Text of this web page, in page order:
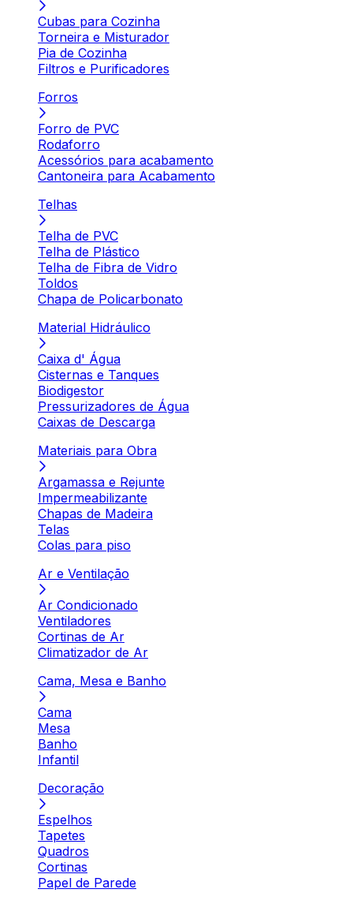
Cubas para Cozinha
Torneira e Misturador
Pia de Cozinha
Filtros e Purificadores
Forros
Forro de PVC
Rodaforro
Acessórios para acabamento
Cantoneira para Acabamento
Telhas
Telha de PVC
Telha de Plástico
Telha de Fibra de Vidro
Toldos
Chapa de Policarbonato
Material Hidráulico
Caixa d' Água
Cisternas e Tanques
Biodigestor
Pressurizadores de Água
Caixas de Descarga
Materiais para Obra
Argamassa e Rejunte
Impermeabilizante
Chapas de Madeira
Telas
Colas para piso
Ar e Ventilação
Ar Condicionado
Ventiladores
Cortinas de Ar
Climatizador de Ar
Cama, Mesa e Banho
Cama
Mesa
Banho
Infantil
Decoração
Espelhos
Tapetes
Quadros
Cortinas
Papel de Parede